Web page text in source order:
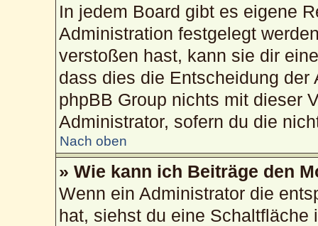
In jedem Board gibt es eigene
Administration festgelegt
verstoßen hast, kann sie dir
dass dies die Entscheidung
phpBB Group nichts mit dieser
Administrator, sofern du die
Nach oben
» Wie kann ich Beiträge den
Wenn ein Administrator die
hat, siehst du eine